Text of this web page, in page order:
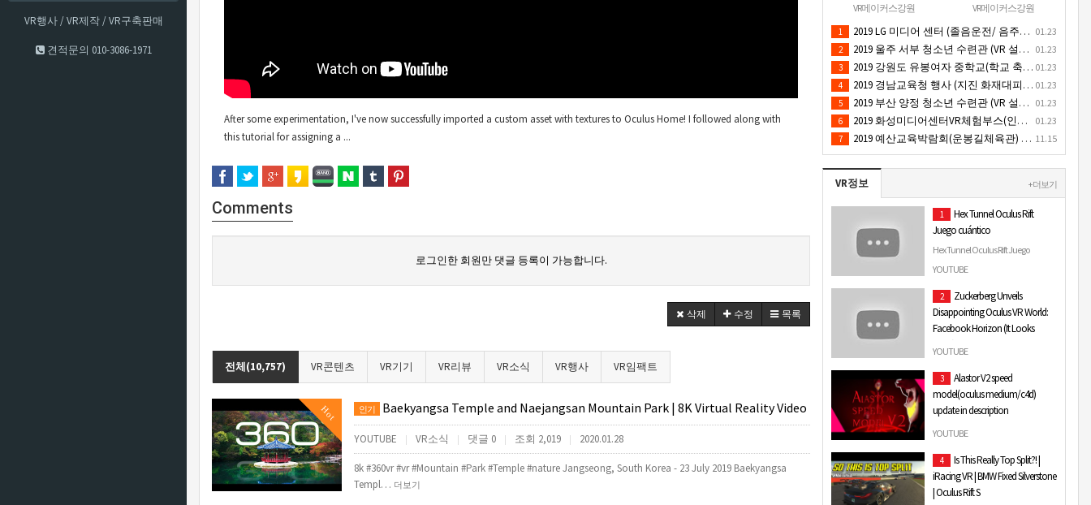
VR행사 / VR제작 / VR구축판매
견적문의 010-3086-1971
After some experimentation, I've now successfully imported a custom asset with textures to Oculus Home! I followed along with
this tutorial for assigning a ...
Comments
로그인한 회원만 댓글 등록이 가능합니다.
삭제 수정 목록
전체(10,757) VR콘텐츠 VR기기 VR리뷰 VR소식 VR행사 VR임팩트
Hot 인기 Baekyangsa Temple and Naejangsan Mountain Park | 8K Virtual Reality Video
YOUTUBE | VR소식 | 댓글 0 | 조회 2,019 | 2020.01.28
8k #360vr #vr #Mountain #Park #Temple #nature Jangseong, South Korea - 23 July 2019 Baekyangsa
Templ… 더보기
관 (VR 설치) - VR 구축 판
VR메이커스강원
페스티벌 VR체험 부스 (인
기 VR 체험) - VR렌탈대여
행사
VR메이커스강원
01.23
1 2019 LG 미디어 센터 (졸음운전/ 음주운전 체험 행사) VR 체험 - VR 렌탈대여 행사
01.23
2 2019 울주 서부 청소년 수련관 (VR 설치) - VR 구축 판매
01.23
3 2019 강원도 유봉여자 중학교(학교 축제 행사 / 인기 VR 컨텐츠 ) - VR렌탈대여 행사
01.23
4 2019 경남교육청 행사 (지진 화재대피 / VR 체험) _ VR 렌탈대여행사
01.23
5 2019 부산 양정 청소년 수련관 (VR 설치) - VR구축 판매
01.23
6 2019 화성미디어센터VR체험부스(인기4D 시뮬레이터 체험)-VR렌탈대여 행사
11.15
7 2019 예산교육박람회(운봉길체육관) VR체험부스(직업진로체험 / 인기VR체험)-VR렌탈대여행사
VR정보 + 더보기
1
Hex Tunnel Oculus Rift
Juego cuántico
Hex Tunnel Oculus Rift Juego
cuántico
YOUTUBE
2
Zuckerberg Unveils
Disappointing Oculus VR World:
Facebook Horizon (It Looks
Reality social platform in this Apple
Steve Jobs esque convention. This
was back …
YOUTUBE
3
Alastor V2 speed
model(oculus medium/c4d)
update in description
hey guys quick announcement all
me will no longer be on this channel
since nausion …
YOUTUBE
4
Is This Really Top Split?! |
iRacing VR | BMW Fixed Silverstone
| Oculus Rift S